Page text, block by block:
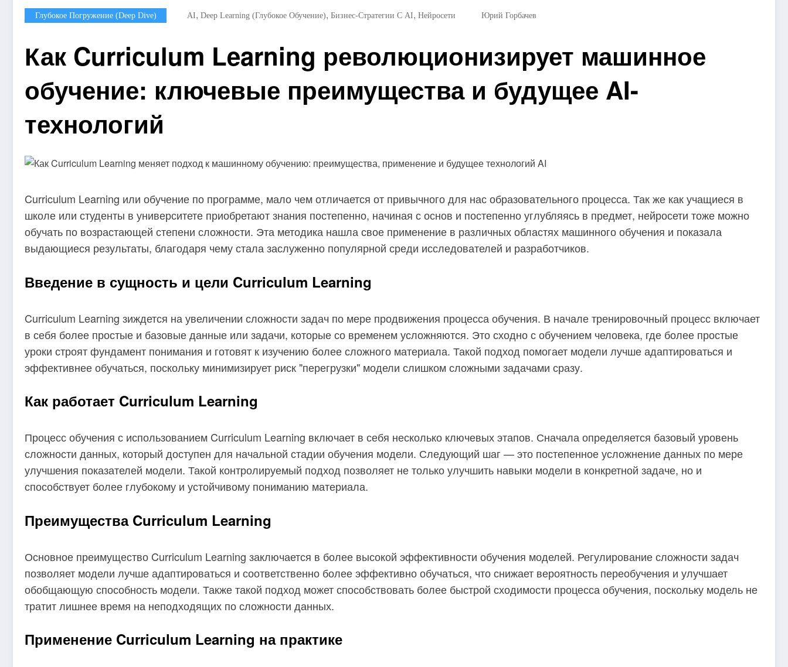
Глубокое Погружение (Deep Dive) AI, Deep Learning (глубокое Обучение), Бизнес-Стратегии С AI, Нейросети Юрий Горбачев
Как Curriculum Learning революционизирует машинное
обучение: ключевые преимущества и будущее AI-
технологий
Curriculum Learning или обучение по программе, мало чем отличается от привычного для нас образовательного процесса. Так же как учащиеся в
школе или студенты в университете приобретают знания постепенно, начиная с основ и постепенно углубляясь в предмет, нейросети тоже можно
обучать по возрастающей степени сложности. Эта методика нашла свое применение в различных областях машинного обучения и показала
выдающиеся результаты, благодаря чему стала заслуженно популярной среди исследователей и разработчиков.
Введение в сущность и цели Curriculum Learning
Curriculum Learning зиждется на увеличении сложности задач по мере продвижения процесса обучения. В начале тренировочный процесс включает
в себя более простые и базовые данные или задачи, которые со временем усложняются. Это сходно с обучением человека, где более простые
уроки строят фундамент понимания и готовят к изучению более сложного материала. Такой подход помогает модели лучше адаптироваться и
эффективнее обучаться, поскольку минимизирует риск "перегрузки" модели слишком сложными задачами сразу.
Как работает Curriculum Learning
Процесс обучения с использованием Curriculum Learning включает в себя несколько ключевых этапов. Сначала определяется базовый уровень
сложности данных, который доступен для начальной стадии обучения модели. Следующий шаг — это постепенное усложнение данных по мере
улучшения показателей модели. Такой контролируемый подход позволяет не только улучшить навыки модели в конкретной задаче, но и
способствует более глубокому и устойчивому пониманию материала.
Преимущества Curriculum Learning
Основное преимущество Curriculum Learning заключается в более высокой эффективности обучения моделей. Регулирование сложности задач
позволяет модели лучше адаптироваться и соответственно более эффективно обучаться, что снижает вероятность переобучения и улучшает
обобщающую способность модели. Также такой подход может способствовать более быстрой сходимости процесса обучения, поскольку модель не
тратит лишнее время на неподходящих по сложности данных.
Применение Curriculum Learning на практике